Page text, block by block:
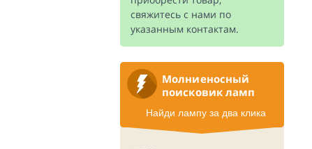
свяжитесь с нами по
указанным контактам.
Молниеносный
поисковик ламп
Найди лампу за два клика